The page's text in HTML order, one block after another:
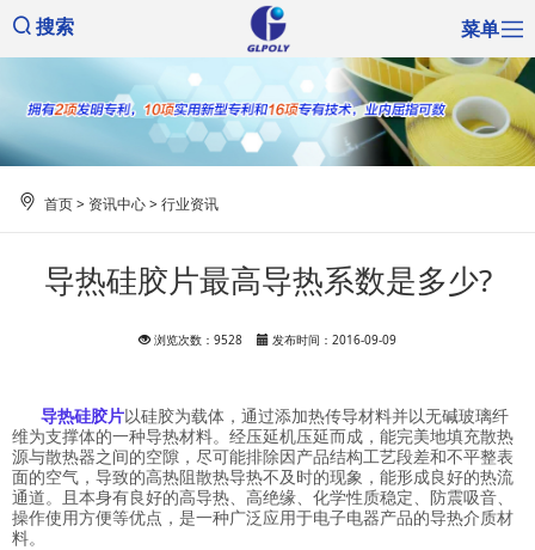
搜索 菜单
首页> 资讯中心>行业资讯
导热硅胶片最高导热系数是多少?
浏览次数：9528 发布时间：2016-09-09
导热硅胶片以硅胶为载体，通过添加热传导材料并以无碱玻璃纤
维为支撑体的一种导热材料。经压延机压延而成，能完美地填充散热
源与散热器之间的空隙，尽可能排除因产品结构工艺段差和不平整表
面的空气，导致的高热阻散热导热不及时的现象，能形成良好的热流
通道。且本身有良好的高导热、高绝缘、化学性质稳定、防震吸音、
操作使用方便等优点，是一种广泛应用于电子电器产品的导热介质材
料。